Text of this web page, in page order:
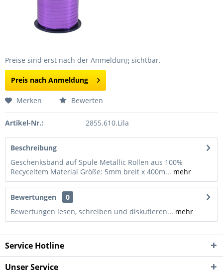
Preise sind erst nach der Anmeldung sichtbar.
Preis nach Anmeldung
Merken Bewerten
Artikel-Nr.: 2855.610.Lila
Beschreibung
Geschenksband auf Spule Metallic Rollen aus 100%
Recyceltem Material Größe: 5mm breit x 400m... mehr
Bewertungen
0
Bewertungen lesen, schreiben und diskutieren... mehr
Service Hotline
Unser Service